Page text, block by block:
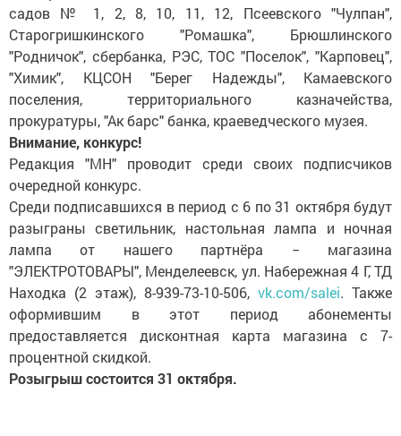
садов № 1, 2, 8, 10, 11, 12, Псеевского "Чулпан",
Старогришкинского "Ромашка", Брюшлинского
"Родничок", сбербанка, РЭС, ТОС "Поселок", "Карповец",
"Химик", КЦСОН "Берег Надежды", Камаевского
поселения, территориального казначейства,
прокуратуры, "Ак барс" банка, краеведческого музея.
Внимание, конкурс!
Редакция "МН" проводит среди своих подписчиков
очередной конкурс.
Среди подписавшихся в период с 6 по 31 октября будут
разыграны светильник, настольная лампа и ночная
лампа от нашего партнёра − магазина
"ЭЛЕКТРОТОВАРЫ", Менделеевск, ул. Набережная 4 Г, ТД
Находка (2 этаж), 8-939-73-10-506, vk.com/salei. Также
оформившим в этот период абонементы
предоставляется дисконтная карта магазина с 7-
процентной скидкой.
Розыгрыш состоится 31 октября.